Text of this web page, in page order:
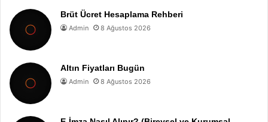
Brüt Ücret Hesaplama Rehberi
Admin 8 Ağustos 2026
Altın Fiyatları Bugün
Admin 8 Ağustos 2026